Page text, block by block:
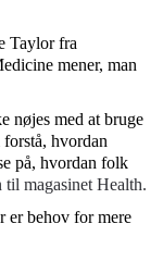
Taylor fra
mener, man
nøjes med at bruge
hvordan
på, hvordan folk
til magasinet Health.
er behov for mere